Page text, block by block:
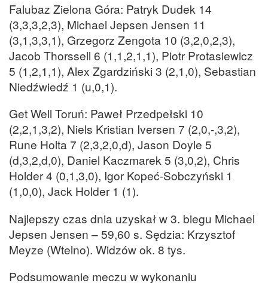
Falubaz Zielona Góra: Patryk Dudek 14
(3,3,3,2,3), Michael Jepsen Jensen 11
(3,1,3,3,1), Grzegorz Zengota 10 (3,2,0,2,3),
Jacob Thorssell 6 (1,1,2,1,1), Piotr Protasiewicz
5 (1,2,1,1), Alex Zgardziński 3 (2,1,0), Sebastian
Niedźwiedź 1 (u,0,1).
Get Well Toruń: Paweł Przedpełski 10
(2,2,1,3,2), Niels Kristian Iversen 7 (2,0,-,3,2),
Rune Holta 7 (2,3,2,0,d), Jason Doyle 5
(d,3,2,d,0), Daniel Kaczmarek 5 (3,0,2), Chris
Holder 4 (0,1,3,0), Igor Kopeć-Sobczyński 1
(1,0,0), Jack Holder 1 (1).
Najlepszy czas dnia uzyskał w 3. biegu Michael
Jepsen Jensen – 59,60 s. Sędzia: Krzysztof
Meyze (Wtelno). Widzów ok. 8 tys.
Podsumowanie meczu w wykonaniu